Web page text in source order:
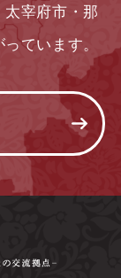
宰府市・那
ています。